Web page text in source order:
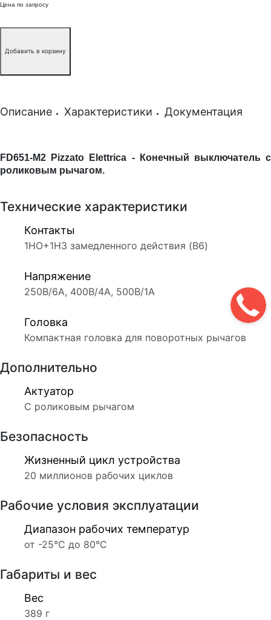
Цена по запросу
Добавить в корзину
Описание Характеристики Документация
FD651-M2 Pizzato Elettrica -
Конечный выключатель с
роликовым рычагом.
Технические характеристики
Контакты
1НО+1НЗ замедленного действия (B6)
Напряжение
250В/6А, 400В/4А, 500В/1А
Головка
Компактная головка для поворотных рычагов
Дополнительно
Актуатор
С роликовым рычагом
Безопасность
Жизненный цикл устройства
20 миллионов рабочих циклов
Рабочие условия эксплуатации
Диапазон рабочих температур
от -25°C до 80°C
Габариты и вес
Вес
389 г